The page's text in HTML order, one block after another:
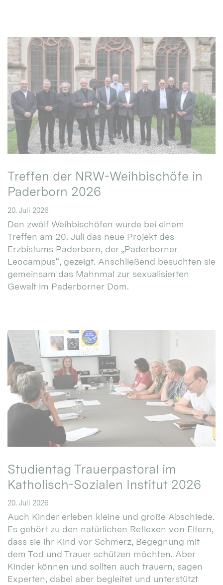
Treffen der NRW-Weihbischöfe in
Paderborn 2026
20. Juli 2026
Den zwölf Weihbischöfen wurde bei einem
Treffen am 20. Juli das neue Projekt des
Erzbistums Paderborn, der „Paderborner
Leocampus“, gezeigt. Anschließend besuchten sie
gemeinsam das Mahnmal zur sexualisierten
Gewalt im Paderborner Dom.
Studientag Trauerpastoral im
Katholisch-Sozialen Institut 2026
20. Juli 2026
Auch Kinder erleben kleine und große Abschiede.
Es gehört zu den natürlichen Reflexen von Eltern,
dass sie ihr Kind vor Schmerz, Begegnung mit
dem Tod und Trauer schützen möchten. Aber
Kinder können und sollten auch trauern, sagen
Experten, dabei aber begleitet und unterstützt